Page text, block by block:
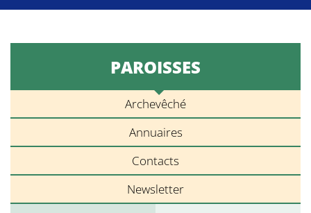
PAROISSES
Archevêché
Annuaires
Contacts
Newsletter